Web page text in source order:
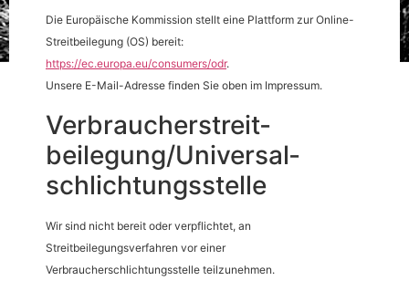
Die Europäische Kommission stellt eine Plattform zur Online-
Streitbeilegung (OS) bereit:
https://ec.europa.eu/consumers/odr.
Unsere E-Mail-Adresse finden Sie oben im Impressum.
Verbraucher­streit­
beilegung/Universal­
schlichtungs­stelle
Wir sind nicht bereit oder verpflichtet, an
Streitbeilegungsverfahren vor einer
Verbraucherschlichtungsstelle teilzunehmen.